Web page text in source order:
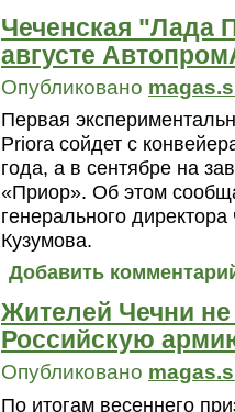
Чеченская "Лада
августе
Опубликовано
Первая
Priora сойдет с
года, а в сентябре на
«Приор». Об этом
генерального
Кузумова.
Добавить
Жителей Чечни
Российскую
Опубликовано
По итогам весеннего